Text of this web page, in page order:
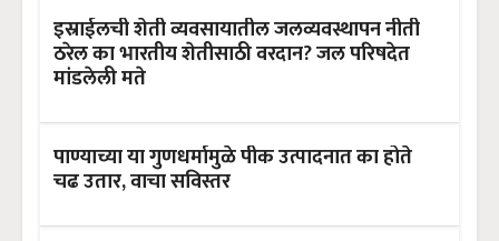
इस्राईलची शेती व्यवसायातील जलव्यवस्थापन नीती
ठरेल का भारतीय शेतीसाठी वरदान? जल परिषदेत
मांडलेली मते
पाण्याच्या या गुणधर्मामुळे पीक उत्पादनात का होते
चढ उतार, वाचा सविस्तर